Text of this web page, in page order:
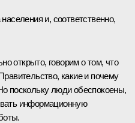
и, соответственно,
открыто, говорим о том, что
какие и почему
поскольку люди обеспокоены,
информационную